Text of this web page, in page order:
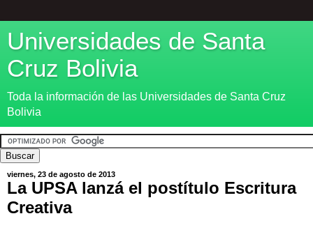
Universidades de Santa
Cruz Bolivia
Toda la información de las Universidades de Santa Cruz
Bolivia
viernes, 23 de agosto de 2013
La UPSA lanzá el postítulo Escritura
Creativa